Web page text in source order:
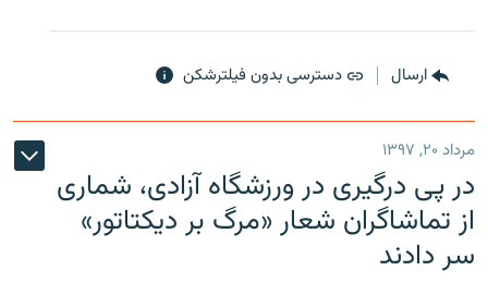
ارسال دسترسی بدون فیلترشکن
مرداد ۲۰, ۱۳۹۷
در پی درگیری در ورزشگاه آزادی، شماری
از تماشاگران شعار «مرگ بر دیکتاتور»
سر دادند